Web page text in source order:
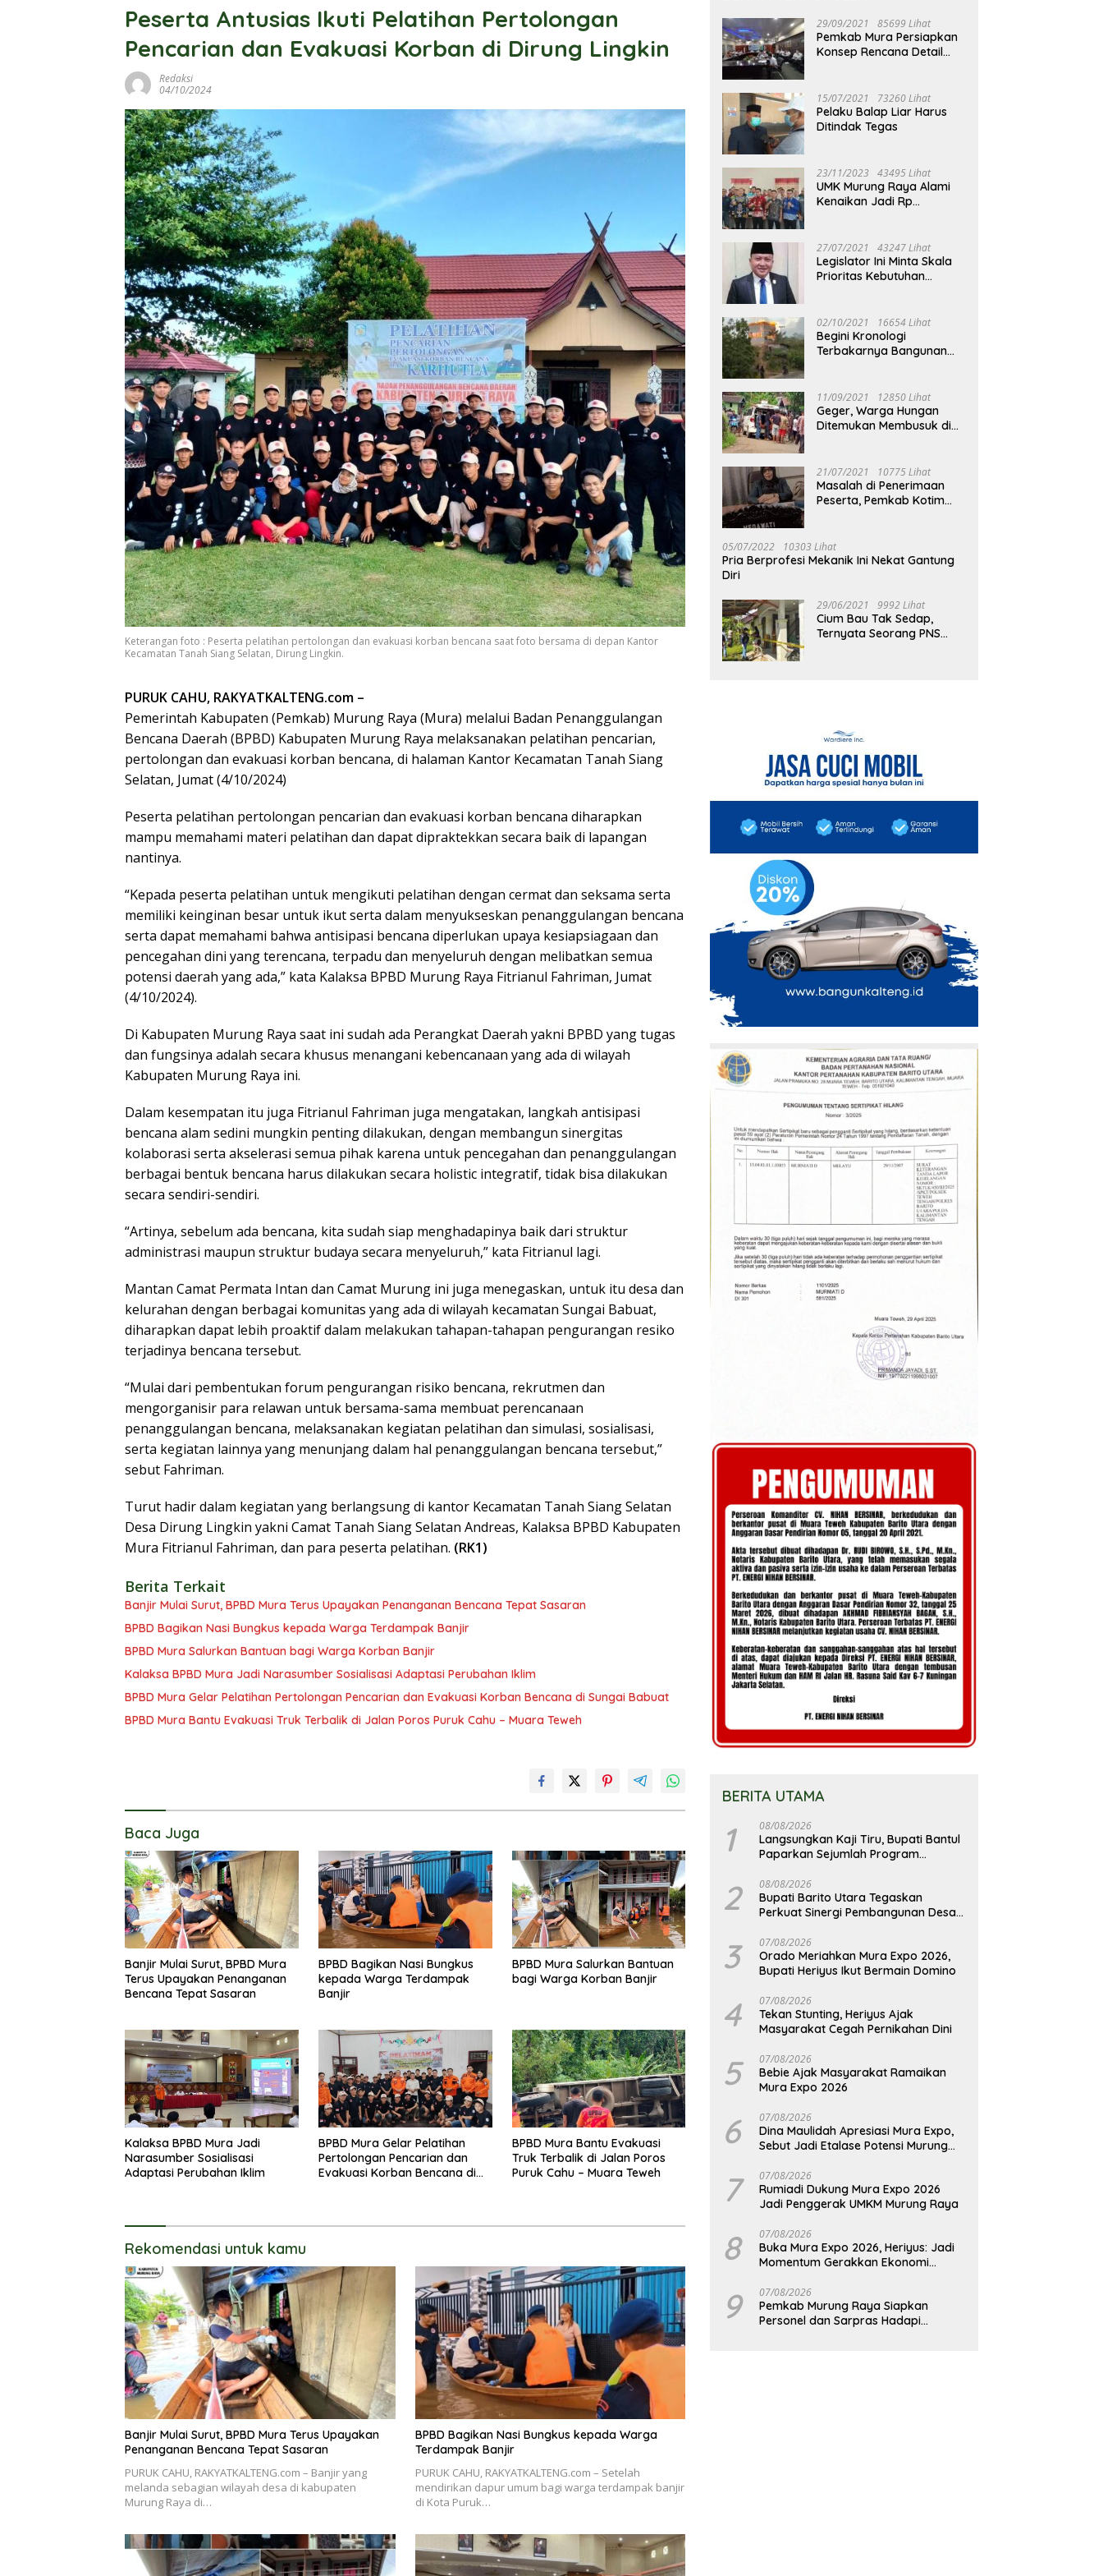
Peserta Antusias Ikuti Pelatihan Pertolongan
Pencarian dan Evakuasi Korban di Dirung Lingkin
Redaksi
04/10/2024
Keterangan foto : Peserta pelatihan pertolongan dan evakuasi korban bencana saat foto bersama di depan Kantor
Kecamatan Tanah Siang Selatan, Dirung Lingkin.
PURUK CAHU, RAKYATKALTENG.com –
Pemerintah Kabupaten (Pemkab) Murung Raya (Mura) melalui Badan Penanggulangan
Bencana Daerah (BPBD) Kabupaten Murung Raya melaksanakan pelatihan pencarian,
pertolongan dan evakuasi korban bencana, di halaman Kantor Kecamatan Tanah Siang
Selatan, Jumat (4/10/2024)
Peserta pelatihan pertolongan pencarian dan evakuasi korban bencana diharapkan
mampu memahami materi pelatihan dan dapat dipraktekkan secara baik di lapangan
nantinya.
“Kepada peserta pelatihan untuk mengikuti pelatihan dengan cermat dan seksama serta
memiliki keinginan besar untuk ikut serta dalam menyukseskan penanggulangan bencana
serta dapat memahami bahwa antisipasi bencana diperlukan upaya kesiapsiagaan dan
pencegahan dini yang terencana, terpadu dan menyeluruh dengan melibatkan semua
potensi daerah yang ada,” kata Kalaksa BPBD Murung Raya Fitrianul Fahriman, Jumat
(4/10/2024).
Di Kabupaten Murung Raya saat ini sudah ada Perangkat Daerah yakni BPBD yang tugas
dan fungsinya adalah secara khusus menangani kebencanaan yang ada di wilayah
Kabupaten Murung Raya ini.
Dalam kesempatan itu juga Fitrianul Fahriman juga mengatakan, langkah antisipasi
bencana alam sedini mungkin penting dilakukan, dengan membangun sinergitas
kolaborasi serta akselerasi semua pihak karena untuk pencegahan dan penanggulangan
berbagai bentuk bencana harus dilakukan secara holistic integratif, tidak bisa dilakukan
secara sendiri-sendiri.
“Artinya, sebelum ada bencana, kita sudah siap menghadapinya baik dari struktur
administrasi maupun struktur budaya secara menyeluruh,” kata Fitrianul lagi.
Mantan Camat Permata Intan dan Camat Murung ini juga menegaskan, untuk itu desa dan
kelurahan dengan berbagai komunitas yang ada di wilayah kecamatan Sungai Babuat,
diharapkan dapat lebih proaktif dalam melakukan tahapan-tahapan pengurangan resiko
terjadinya bencana tersebut.
“Mulai dari pembentukan forum pengurangan risiko bencana, rekrutmen dan
mengorganisir para relawan untuk bersama-sama membuat perencanaan
penanggulangan bencana, melaksanakan kegiatan pelatihan dan simulasi, sosialisasi,
serta kegiatan lainnya yang menunjang dalam hal penanggulangan bencana tersebut,”
sebut Fahriman.
Turut hadir dalam kegiatan yang berlangsung di kantor Kecamatan Tanah Siang Selatan
Desa Dirung Lingkin yakni Camat Tanah Siang Selatan Andreas, Kalaksa BPBD Kabupaten
Mura Fitrianul Fahriman, dan para peserta pelatihan. (RK1)
Berita Terkait
Banjir Mulai Surut, BPBD Mura Terus Upayakan Penanganan Bencana Tepat Sasaran
BPBD Bagikan Nasi Bungkus kepada Warga Terdampak Banjir
BPBD Mura Salurkan Bantuan bagi Warga Korban Banjir
Kalaksa BPBD Mura Jadi Narasumber Sosialisasi Adaptasi Perubahan Iklim
BPBD Mura Gelar Pelatihan Pertolongan Pencarian dan Evakuasi Korban Bencana di Sungai Babuat
BPBD Mura Bantu Evakuasi Truk Terbalik di Jalan Poros Puruk Cahu – Muara Teweh
Baca Juga
Banjir Mulai Surut, BPBD Mura
Terus Upayakan Penanganan
Bencana Tepat Sasaran
BPBD Bagikan Nasi Bungkus
kepada Warga Terdampak
Banjir
BPBD Mura Salurkan Bantuan
bagi Warga Korban Banjir
Kalaksa BPBD Mura Jadi
Narasumber Sosialisasi
Adaptasi Perubahan Iklim
BPBD Mura Gelar Pelatihan
Pertolongan Pencarian dan
Evakuasi Korban Bencana di
BPBD Mura Bantu Evakuasi
Truk Terbalik di Jalan Poros
Puruk Cahu – Muara Teweh
Rekomendasi untuk kamu
Banjir Mulai Surut, BPBD Mura Terus Upayakan
Penanganan Bencana Tepat Sasaran
PURUK CAHU, RAKYATKALTENG.com – Banjir yang
melanda sebagian wilayah desa di kabupaten
Murung Raya di…
BPBD Bagikan Nasi Bungkus kepada Warga
Terdampak Banjir
PURUK CAHU, RAKYATKALTENG.com – Setelah
mendirikan dapur umum bagi warga terdampak banjir
di Kota Puruk…
29/09/2021 85699 Lihat
Pemkab Mura Persiapkan
Konsep Rencana Detail
15/07/2021 73260 Lihat
Pelaku Balap Liar Harus
Ditindak Tegas
23/11/2023 43495 Lihat
UMK Murung Raya Alami
Kenaikan Jadi Rp
27/07/2021 43247 Lihat
Legislator Ini Minta Skala
Prioritas Kebutuhan
02/10/2021 16654 Lihat
Begini Kronologi
Terbakarnya Bangunan
11/09/2021 12850 Lihat
Geger, Warga Hungan
Ditemukan Membusuk di
21/07/2021 10775 Lihat
Masalah di Penerimaan
Peserta, Pemkab Kotim
05/07/2022 10303 Lihat
Pria Berprofesi Mekanik Ini Nekat Gantung
Diri
29/06/2021 9992 Lihat
Cium Bau Tak Sedap,
Ternyata Seorang PNS
BERITA UTAMA
1 08/08/2026
Langsungkan Kaji Tiru, Bupati Bantul
Paparkan Sejumlah Program
2 08/08/2026
Bupati Barito Utara Tegaskan
Perkuat Sinergi Pembangunan Desa
Hadapi Potensi Karhutla
3 07/08/2026
Orado Meriahkan Mura Expo 2026,
Bupati Heriyus Ikut Bermain Domino
4 07/08/2026
Tekan Stunting, Heriyus Ajak
Masyarakat Cegah Pernikahan Dini
5 07/08/2026
Bebie Ajak Masyarakat Ramaikan
Mura Expo 2026
6 07/08/2026
Dina Maulidah Apresiasi Mura Expo,
Sebut Jadi Etalase Potensi Murung
7 07/08/2026
Rumiadi Dukung Mura Expo 2026
Jadi Penggerak UMKM Murung Raya
8 07/08/2026
Buka Mura Expo 2026, Heriyus: Jadi
Momentum Gerakkan Ekonomi
9 07/08/2026
Pemkab Murung Raya Siapkan
Personel dan Sarpras Hadapi